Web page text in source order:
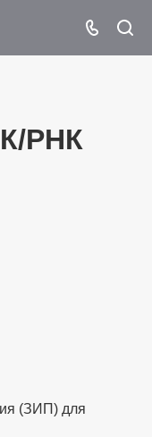
РНК
(ЗИП) для